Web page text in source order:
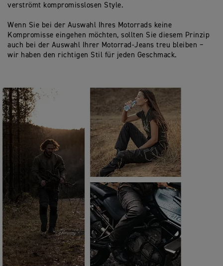
verströmt kompromisslosen Style.
Wenn Sie bei der Auswahl Ihres Motorrads keine
Kompromisse eingehen möchten, sollten Sie diesem Prinzip
auch bei der Auswahl Ihrer Motorrad-Jeans treu bleiben −
wir haben den richtigen Stil für jeden Geschmack.